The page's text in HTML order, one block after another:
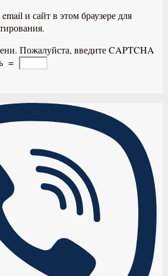
и сайт в этом браузере для
Пожалуйста, введите CAPTCHA
=